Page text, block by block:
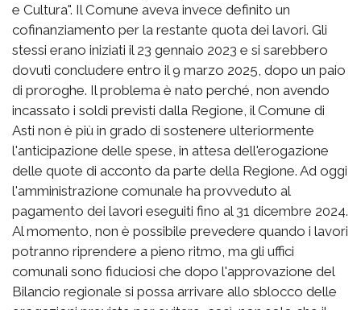
e Cultura". Il Comune aveva invece definito un
cofinanziamento per la restante quota dei lavori. Gli
stessi erano iniziati il 23 gennaio 2023 e si sarebbero
dovuti concludere entro il 9 marzo 2025, dopo un paio
di proroghe. Il problema è nato perché, non avendo
incassato i soldi previsti dalla Regione, il Comune di
Asti non è più in grado di sostenere ulteriormente
l'anticipazione delle spese, in attesa dell'erogazione
delle quote di acconto da parte della Regione. Ad oggi
l'amministrazione comunale ha provveduto al
pagamento dei lavori eseguiti fino al 31 dicembre 2024.
Al momento, non è possibile prevedere quando i lavori
potranno riprendere a pieno ritmo, ma gli uffici
comunali sono fiduciosi che dopo l'approvazione del
Bilancio regionale si possa arrivare allo sblocco delle